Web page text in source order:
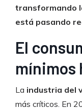
transformando
está pasando
El
mínimos
La industria del
más críticos. En